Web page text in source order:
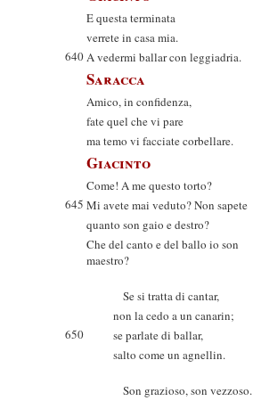
E questa terminata
verrete in casa mia.
640A vedermi ballar con leggiadria.
Saracca
Amico, in confidenza,
fate quel che vi pare
ma temo vi facciate corbellare.
Giacinto
Come! A me questo torto?
645 Mi avete mai veduto? Non sapete
quanto son gaio e destro?
Che del canto e del ballo io son
maestro?
Se si tratta di cantar,
non la cedo a un canarin;
650
se parlate di ballar,
salto come un agnellin.
Son grazioso, son vezzoso.